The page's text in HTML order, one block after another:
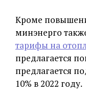
Кроме
минэнерго
тарифы на
предлагается
предлагается
10% в 2022 году.